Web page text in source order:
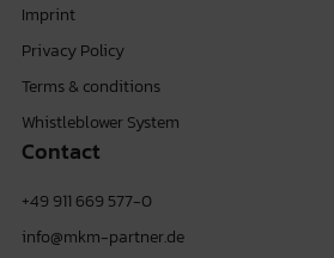
Imprint
Privacy Policy
Terms & conditions
Whistleblower System
Contact
+49 911 669 577-0
info@mkm-partner.de